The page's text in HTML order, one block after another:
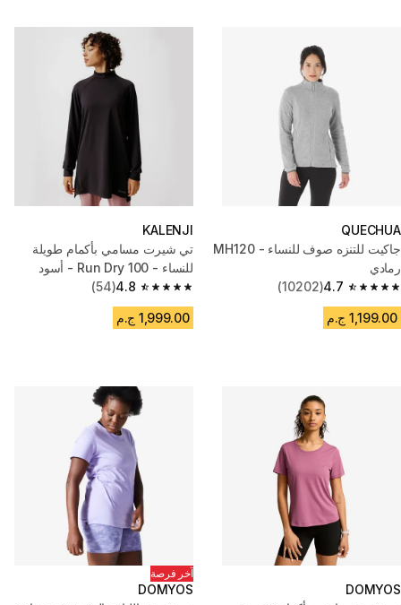
QUECHUA
جاكيت للتنزه صوف للنساء - MH120
رمادي
4.7
4.7 out of 5 stars from 10202 reviews
(10202)
1,199.00 ج.م
KALENJI
تي شيرت مسامي بأكمام طويلة
للنساء - Run Dry 100 - أسود
4.8
4.8 out of 5 stars from 54 reviews
(54)
1,999.00 ج.م
DOMYOS
آخر فرصة
DOMYOS